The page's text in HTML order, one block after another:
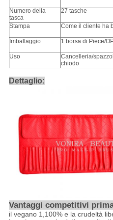
Numero della
tasca
27 tasche
Stampa Come il cliente ha
Imballaggio 1 borsa di Piece/
Uso
Cancelleria/
chiodo
Dettaglio:
Vantaggi competitivi
il vegano 1,100%e la crudeltà